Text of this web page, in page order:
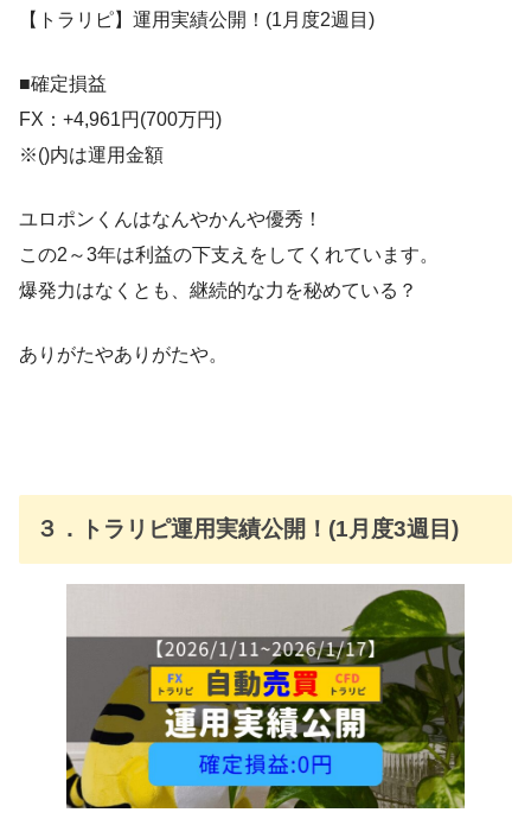
【トラリピ】運用実績公開！(1月度2週目)
■確定損益
FX：+4,961円(700万円)
※()内は運用金額
ユロポンくんはなんやかんや優秀！
この2～3年は利益の下支えをしてくれています。
爆発力はなくとも、継続的な力を秘めている？
ありがたやありがたや。
３．トラリピ運用実績公開！(1月度3週目)